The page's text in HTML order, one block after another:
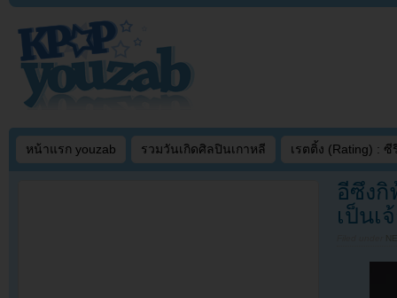
หน้าแรก youzab รวมวันเกิดศิลปินเกาหลี เรตติ้ง (Rating) : ซี
อีซึงกิ
เป็นเ